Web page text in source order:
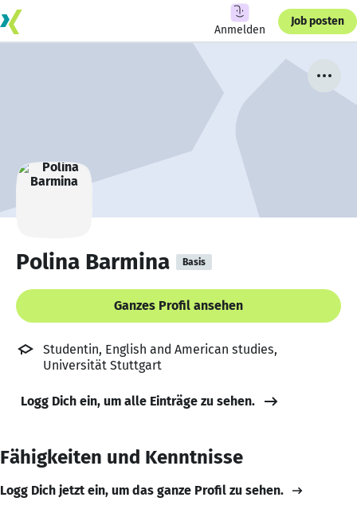
Anmelden
Job posten
Polina Barmina Basis
Ganzes Profil ansehen
Studentin, English and American studies,
Universität Stuttgart
Logg Dich ein, um alle Einträge zu sehen.
Fähigkeiten und Kenntnisse
Logg Dich jetzt ein, um das ganze Profil zu sehen.